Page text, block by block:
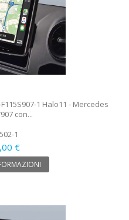
1 Halo11 - Mercedes
con...
1
€